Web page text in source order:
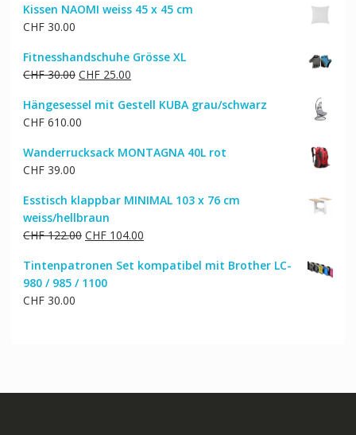
war:
ist:
Kissen NAOMI weiss 45 x 45 cm
CHF30.00
Fitnesshandschuhe Grösse XL
CHF30.00 Ursprünglicher
war:
CHF 30.00
CHF25.00Aktueller
ist:
Hängesessel mit Gestell KUBA grau/schwarz
CHF610.00
Wanderrucksack MONTAGNA 40L rot
CHF39.00
Esstisch klappbar MINIMAL 103 x 76 cm
weiss/hellbraun
CHF122.00 Ursprünglicher
war:
CHF 122.00
CHF104.00Aktueller
ist:
Tintenpatronen Set kompatibel mit Brother LC-
980 / 985 / 1100
CHF30.00